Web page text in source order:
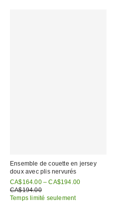
Ensemble de couette en jersey
doux avec plis nervurés
Prix
soldé
:
CA$164.00 – CA$194.00
Prix
courant
CA$194.00
Temps limité seulement